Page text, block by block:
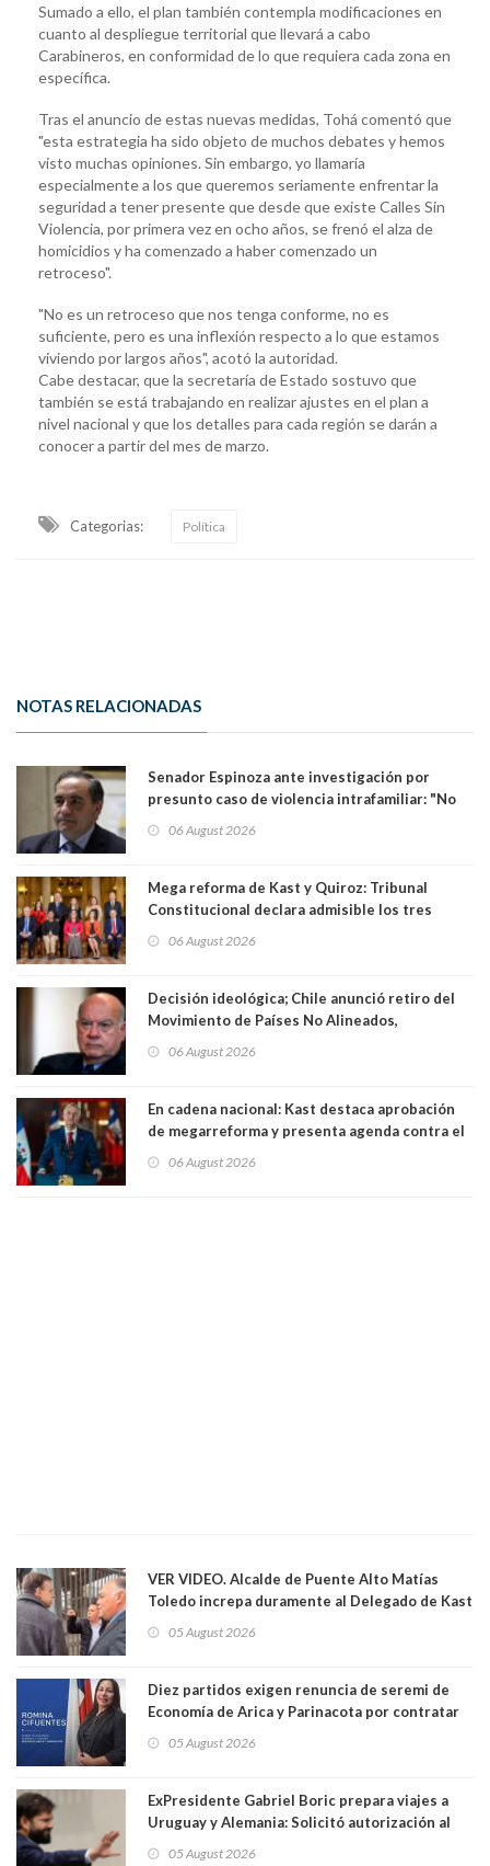
Sumado a ello, el plan también contempla modificaciones en
cuanto al despliegue territorial que llevará a cabo
Carabineros, en conformidad de lo que requiera cada zona en
específica.
Tras el anuncio de estas nuevas medidas, Tohá comentó que
"esta estrategia ha sido objeto de muchos debates y hemos
visto muchas opiniones. Sin embargo, yo llamaría
especialmente a los que queremos seriamente enfrentar la
seguridad a tener presente que desde que existe Calles Sin
Violencia, por primera vez en ocho años, se frenó el alza de
homicidios y ha comenzado a haber comenzado un
retroceso".
"No es un retroceso que nos tenga conforme, no es
suficiente, pero es una inflexión respecto a lo que estamos
viviendo por largos años", acotó la autoridad.
Cabe destacar, que la secretaría de Estado sostuvo que
también se está trabajando en realizar ajustes en el plan a
nivel nacional y que los detalles para cada región se darán a
conocer a partir del mes de marzo.
Categorias: Política
NOTAS RELACIONADAS
Senador Espinoza ante investigación por
presunto caso de violencia intrafamiliar: "No
antecedentes a Tribunal Supremo
06 August 2026
Mega reforma de Kast y Quiroz: Tribunal
Constitucional declara admisible los tres
06 August 2026
Decisión ideológica; Chile anunció retiro del
Movimiento de Países No Alineados,
1971. Excanciller Insulza lamentó decisión
06 August 2026
En cadena nacional: Kast destaca aprobación
de megarreforma y presenta agenda contra el
06 August 2026
VER VIDEO. Alcalde de Puente Alto Matías
Toledo increpa duramente al Delegado de Kast
delegado nuevamente arrancando"
05 August 2026
Diez partidos exigen renuncia de seremi de
Economía de Arica y Parinacota por contratar
una militante de RN, detenida con 47 kilos de
05 August 2026
ExPresidente Gabriel Boric prepara viajes a
Uruguay y Alemania: Solicitó autorización al
05 August 2026